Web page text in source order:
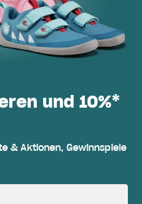
und 10%*
& Aktionen, Gewinnspiele